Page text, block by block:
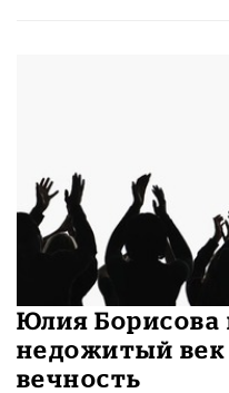
Юлия Борисова
недожитый
вечность